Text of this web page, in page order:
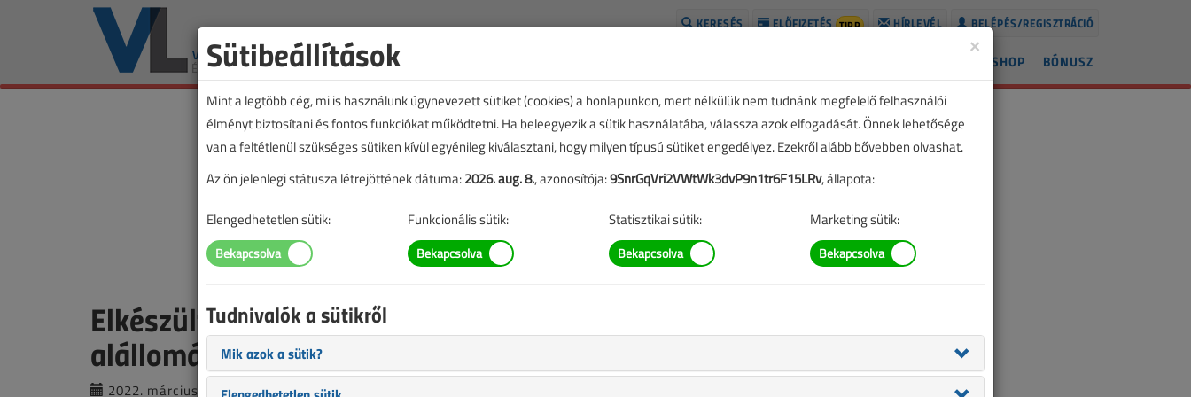
BELÉPÉS/REGISZTRÁCIÓ
HÍRLEVÉL
ELŐFIZETÉS TIPP
KERESÉS
BÓNUSZ
SHOP
Elkészült hazánk átviteli hálózatának 35.
alállomása
2022. március 16. | VL online | 5310 |
×
Sütibeállítások
Mint a legtöbb cég, mi is használunk úgynevezett sütiket (cookies) a honlapunkon, mert nélkülük nem tudnánk megfelelő felhasználói
élményt biztosítani és fontos funkciókat működtetni. Ha beleegyezik a sütik használatába, válassza azok elfogadását. Önnek lehetősége
van a feltétlenül szükséges sütiken kívül egyénileg kiválasztani, hogy milyen típusú sütiket engedélyez. Ezekről alább bővebben olvashat.
Az ön jelenlegi státusza létrejöttének dátuma:2026. aug. 8., azonosítója:9SnrGqVri2VWtWk3dvP9n1tr6F15LRv, állapota:
Elengedhetetlen sütik: Funkcionális sütik: Statisztikai sütik: Marketing sütik:
Tudnivalók a sütikről
Mik azok a sütik?